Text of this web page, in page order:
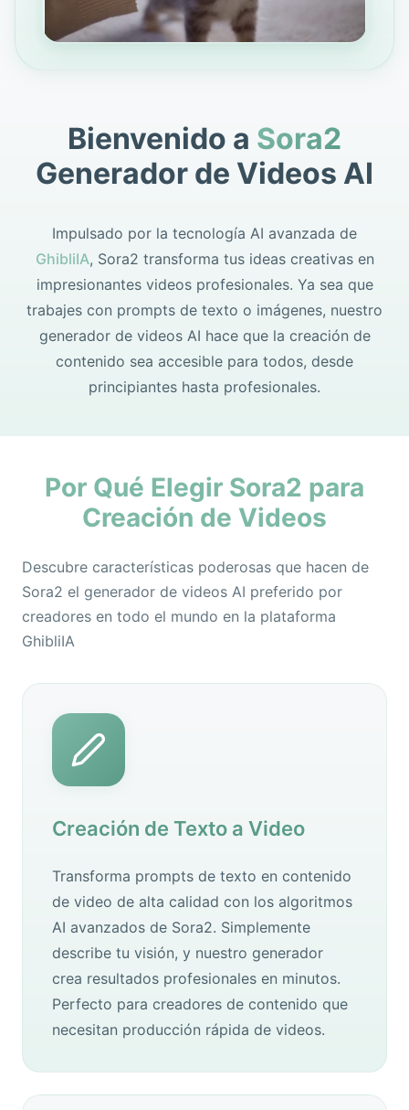
Bienvenido a Sora2
Generador de Videos AI
Impulsado por la tecnología AI avanzada de
GhibliIA, Sora2 transforma tus ideas creativas en
impresionantes videos profesionales. Ya sea que
trabajes con prompts de texto o imágenes, nuestro
generador de videos AI hace que la creación de
contenido sea accesible para todos, desde
principiantes hasta profesionales.
Por Qué Elegir Sora2 para
Creación de Videos
Descubre características poderosas que hacen de
Sora2 el generador de videos AI preferido por
creadores en todo el mundo en la plataforma
GhibliIA
Creación de Texto a Video
Transforma prompts de texto en contenido
de video de alta calidad con los algoritmos
AI avanzados de Sora2. Simplemente
describe tu visión, y nuestro generador
crea resultados profesionales en minutos.
Perfecto para creadores de contenido que
necesitan producción rápida de videos.